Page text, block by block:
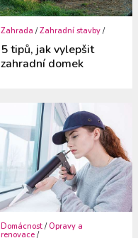
Zahrada /Zahradní stavby /
5 tipů, jak vylepšit
zahradní domek
Domácnost /Opravy a
renovace /